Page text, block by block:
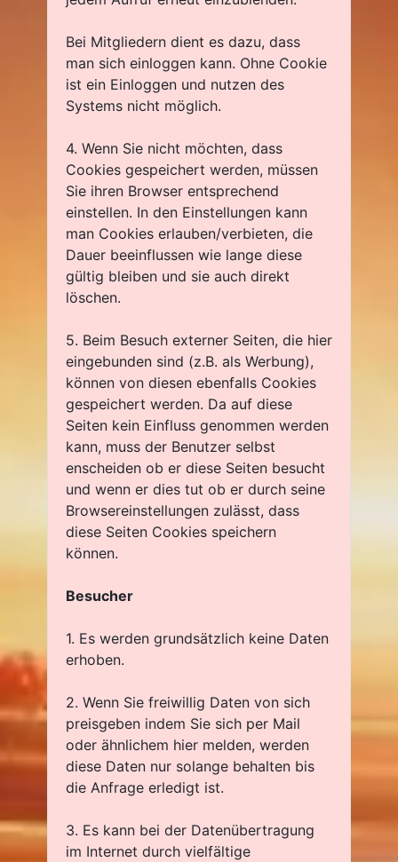
Bei Mitgliedern dient es dazu, dass
man sich einloggen kann. Ohne Cookie
ist ein Einloggen und nutzen des
Systems nicht möglich.
4. Wenn Sie nicht möchten, dass
Cookies gespeichert werden, müssen
Sie ihren Browser entsprechend
einstellen. In den Einstellungen kann
man Cookies erlauben/verbieten, die
Dauer beeinflussen wie lange diese
gültig bleiben und sie auch direkt
löschen.
5. Beim Besuch externer Seiten, die hier
eingebunden sind (z.B. als Werbung),
können von diesen ebenfalls Cookies
gespeichert werden. Da auf diese
Seiten kein Einfluss genommen werden
kann, muss der Benutzer selbst
enscheiden ob er diese Seiten besucht
und wenn er dies tut ob er durch seine
Browsereinstellungen zulässt, dass
diese Seiten Cookies speichern
können.
Besucher
1. Es werden grundsätzlich keine Daten
erhoben.
2. Wenn Sie freiwillig Daten von sich
preisgeben indem Sie sich per Mail
oder ähnlichem hier melden, werden
diese Daten nur solange behalten bis
die Anfrage erledigt ist.
3. Es kann bei der Datenübertragung
im Internet durch vielfältige